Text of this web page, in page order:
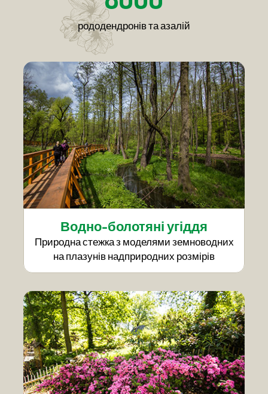
рододендронів та азалій
Водно-болотяні угіддя
Природна стежка з моделями земноводних
на плазунів надприродних розмірів